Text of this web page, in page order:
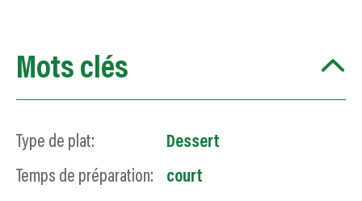
Mots clés
Type de plat:
Dessert
Temps de préparation:
court